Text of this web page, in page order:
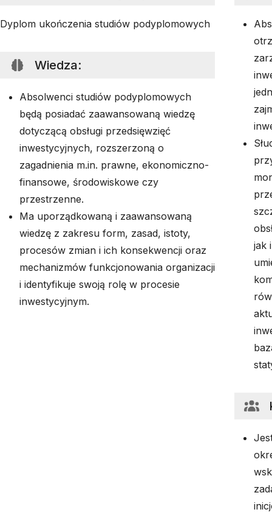
Dyplom ukończenia studiów podyplomowych
Wiedza:
Absolwenci studiów podyplomowych
będą posiadać zaawansowaną wiedzę
dotyczącą obsługi przedsięwzięć
inwestycyjnych, rozszerzoną o
zagadnienia m.in. prawne, ekonomiczno-
finansowe, środowiskowe czy
przestrzenne.
Ma uporządkowaną i zaawansowaną
wiedzę z zakresu form, zasad, istoty,
procesów zmian i ich konsekwencji oraz
mechanizmów funkcjonowania organizacji
i identyfikuje swoją rolę w procesie
inwestycyjnym.
jak